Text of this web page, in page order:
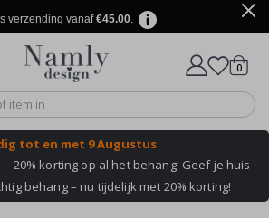
verzending vanaf€45.00.
Gebaseerd op 1025 beoordelingen 0
tot en met 9 Augustus
20% korting op al het behang! Geef je huis
behang – nu tijdelijk met 20% korting!